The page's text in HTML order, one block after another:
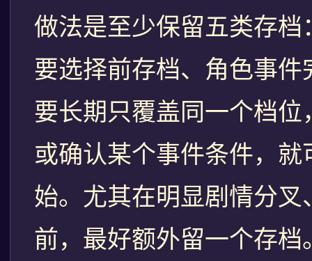
做法是至少保留五类存
要选择前存档、角色事
要长期只覆盖同一个档
或确认某个事件条件，
始。尤其在明显剧情分
前，最好额外留一个存档